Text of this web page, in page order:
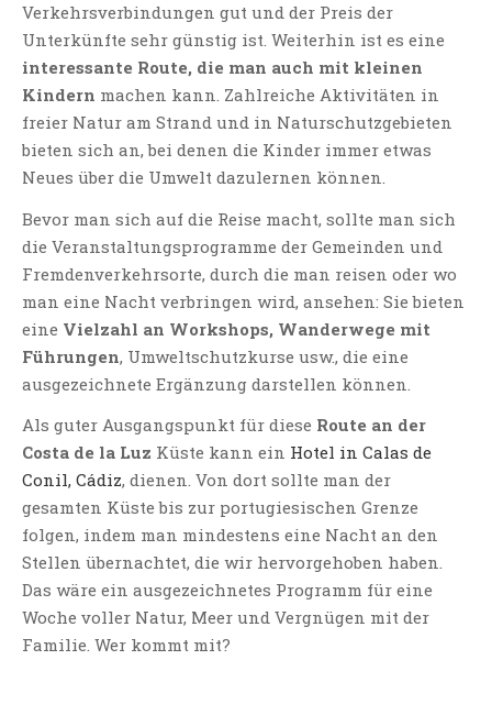
Verkehrsverbindungen gut und der Preis der
Unterkünfte sehr günstig ist. Weiterhin ist es eine
interessante Route, die man auch mit kleinen
Kindern machen kann. Zahlreiche Aktivitäten in
freier Natur am Strand und in Naturschutzgebieten
bieten sich an, bei denen die Kinder immer etwas
Neues über die Umwelt dazulernen können.
Bevor man sich auf die Reise macht, sollte man sich
die Veranstaltungsprogramme der Gemeinden und
Fremdenverkehrsorte, durch die man reisen oder wo
man eine Nacht verbringen wird, ansehen: Sie bieten
eine Vielzahl an Workshops, Wanderwege mit
Führungen, Umweltschutzkurse usw., die eine
ausgezeichnete Ergänzung darstellen können.
Als guter Ausgangspunkt für diese Route an der
Costa de la Luz Küste kann ein Hotel in Calas de
Conil, Cádiz, dienen. Von dort sollte man der
gesamten Küste bis zur portugiesischen Grenze
folgen, indem man mindestens eine Nacht an den
Stellen übernachtet, die wir hervorgehoben haben.
Das wäre ein ausgezeichnetes Programm für eine
Woche voller Natur, Meer und Vergnügen mit der
Familie. Wer kommt mit?